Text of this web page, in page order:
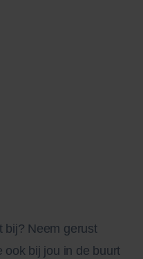
bij? Neem gerust
ook bij jou in de buurt